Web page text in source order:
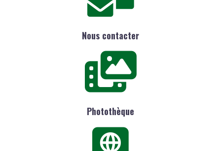
Nous contacter
Photothèque